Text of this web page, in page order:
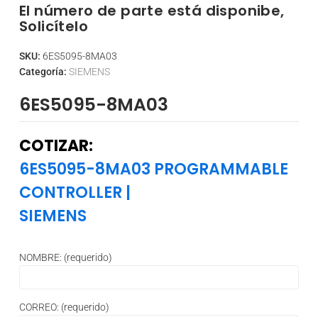
El número de parte está disponibe,
Solicítelo
SKU: 6ES5095-8MA03
Categoría: SIEMENS
6ES5095-8MA03
COTIZAR:
6ES5095-8MA03 PROGRAMMABLE
CONTROLLER |
SIEMENS
NOMBRE: (requerido)
CORREO: (requerido)